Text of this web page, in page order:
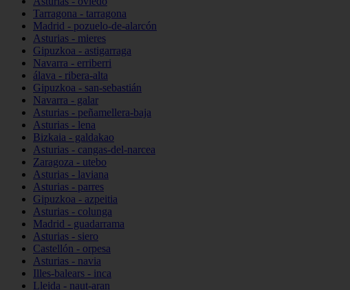
Tarragona - tarragona
Madrid - pozuelo-de-alarcón
Asturias - mieres
Gipuzkoa - astigarraga
Navarra - erriberri
álava - ribera-alta
Gipuzkoa - san-sebastián
Navarra - galar
Asturias - peñamellera-baja
Asturias - lena
Bizkaia - galdakao
Asturias - cangas-del-narcea
Zaragoza - utebo
Asturias - laviana
Asturias - parres
Gipuzkoa - azpeitia
Asturias - colunga
Madrid - guadarrama
Asturias - siero
Castellón - orpesa
Asturias - navia
Illes-balears - inca
Lleida - naut-aran